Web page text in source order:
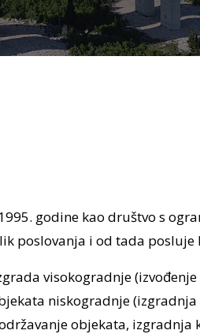
godine kao društvo s
poslovanja i od tada posluje
visokogradnje
niskogradnje
objekata, izgradnja